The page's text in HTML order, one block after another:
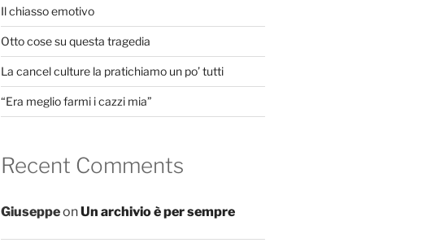
Il chiasso emotivo
Otto cose su questa tragedia
La cancel culture la pratichiamo un po’ tutti
“Era meglio farmi i cazzi mia”
Recent Comments
GiuseppeonUn archivio è per sempre